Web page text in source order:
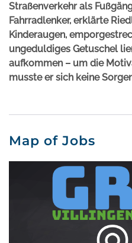
Straßenverkehr als
Fahrradlenker, erklärte
Kinderaugen,
ungeduldiges Getuschel
aufkommen – um die
musste er sich keine
Map of Jobs